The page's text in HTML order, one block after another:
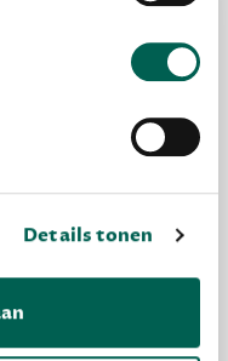
Details tonen
jou en je